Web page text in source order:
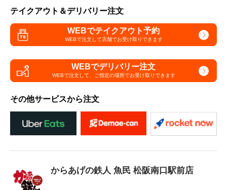
テイクアウト＆デリバリー注文
WEBでテイクアウト予約
WEBで注文して店舗でお受け取りできます
WEBでデリバリー注文
WEBで注文して、 ご指定の場所でお受け取りできます
その他サービスから注文
からあげの鉄人 魚民 松阪南口駅前店